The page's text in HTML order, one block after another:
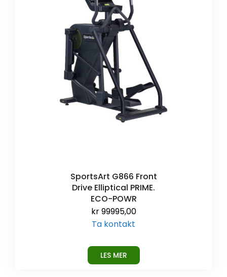
SportsArt G866 Front
Drive Elliptical PRIME.
ECO-POWR
kr99995,00
Ta kontakt
LES MER